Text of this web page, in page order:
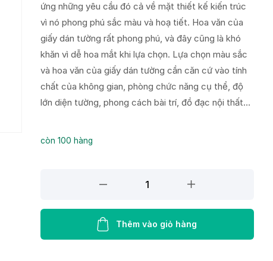
ứng những yêu cầu đó cả về mặt thiết kế kiến trúc
vì nó phong phú sắc màu và hoạ tiết. Hoa văn của
giấy dán tường rất phong phú, và đây cũng là khó
khăn vì dễ hoa mắt khi lựa chọn. Lựa chọn màu sắc
và hoa văn của giấy dán tường cần căn cứ vào tính
chất của không gian, phòng chức năng cụ thể, độ
lớn diện tường, phong cách bài trí, đồ đạc nội thất…
còn 100 hàng
Tường
LUCK
Thêm vào giỏ hàng